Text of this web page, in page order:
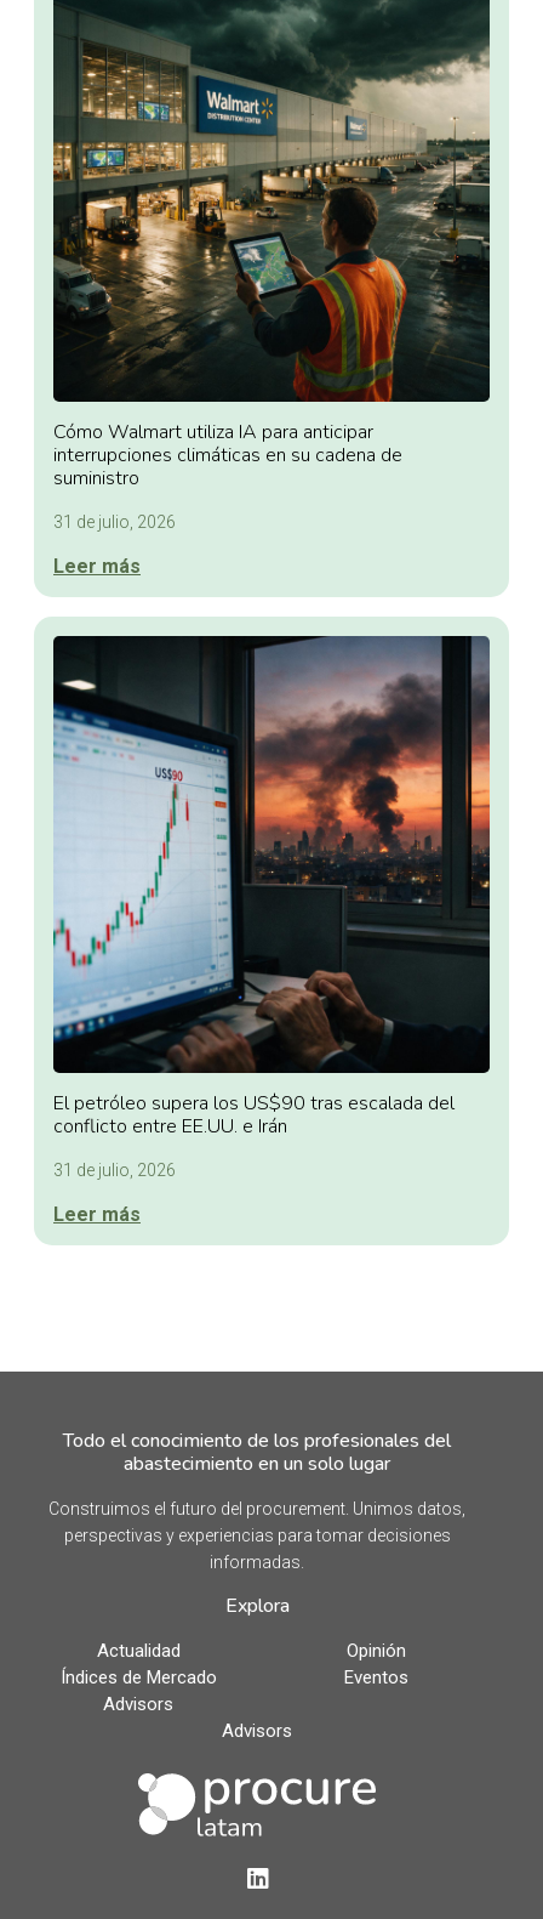
Cómo Walmart utiliza IA para anticipar
interrupciones climáticas en su cadena de
suministro
31 de julio, 2026
Leer más
El petróleo supera los US$90 tras escalada del
conflicto entre EE.UU. e Irán
31 de julio, 2026
Leer más
Todo el conocimiento de los profesionales del
abastecimiento en un solo lugar
Construimos el futuro del procurement. Unimos datos,
perspectivas y experiencias para tomar decisiones
informadas.
Explora
Actualidad
Opinión
Índices de Mercado
Eventos
Advisors
Advisors
LinkedIn